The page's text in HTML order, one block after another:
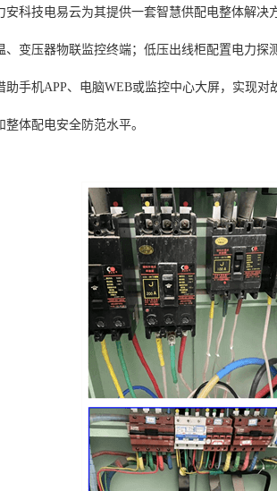
安科技电易云为其提供一套智慧供配电整体解
、变压器物联监控终端；低压出线柜配置电力
助手机APP、电脑WEB或监控中心大屏，实现
体配电安全防范水平。